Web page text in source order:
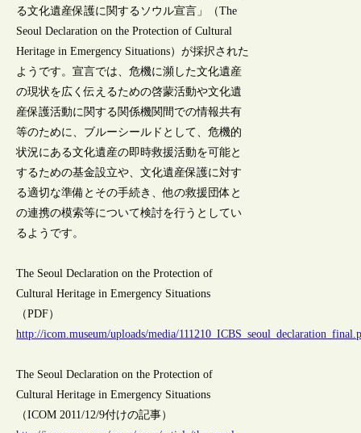
る文化遺産保護に関するソウル宣言」（The
Seoul Declaration on the Protection of Cultural
Heritage in Emergency Situations）が採択された
ようです。宣言では、危機に瀕した文化遺産
の現状を広く伝えるための啓蒙活動や文化遺
産保護活動に関する関係機関間での情報共有
等のために、ブルーシールドとして、危機的
状況にある文化遺産の即時救援活動を可能と
するための基金設立や、文化遺産保護に対す
る適切な準備とその手続き、他の救援団体と
の連携の模索等について検討を行うとしてい
るようです。
The Seoul Declaration on the Protection of
Cultural Heritage in Emergency Situations
（PDF）
http://icom.museum/uploads/media/
The Seoul Declaration on the Protection of
Cultural Heritage in Emergency Situations
（ICOM 2011/12/9付けの記事）